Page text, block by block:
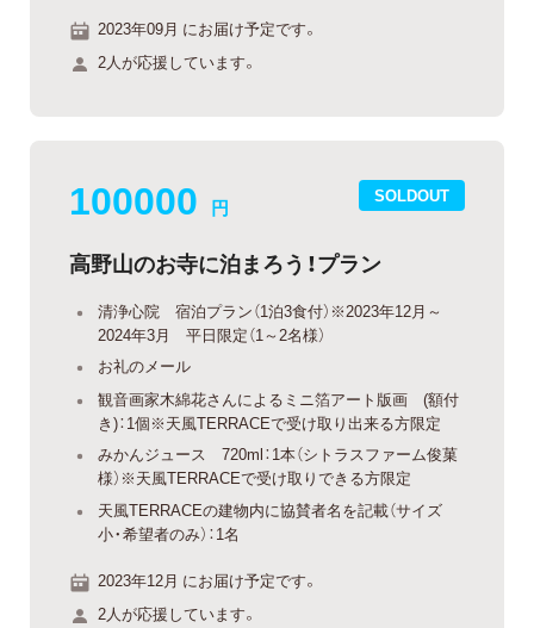
2023年09月 にお届け予定です。
2人が応援しています。
SOLDOUT
100000 円
高野山のお寺に泊まろう！プラン
清浄心院 宿泊プラン（1泊3食付）※2023年12月～
2024年3月 平日限定（1～2名様）
お礼のメール
観音画家木綿花さんによるミニ箔アート版画 (額付
き)：1個※天風TERRACEで受け取り出来る方限定
みかんジュース 720ml：1本（シトラスファーム俊菓
様）※天風TERRACEで受け取りできる方限定
天風TERRACEの建物内に協賛者名を記載（サイズ
小・希望者のみ）：1名
2023年12月 にお届け予定です。
2人が応援しています。